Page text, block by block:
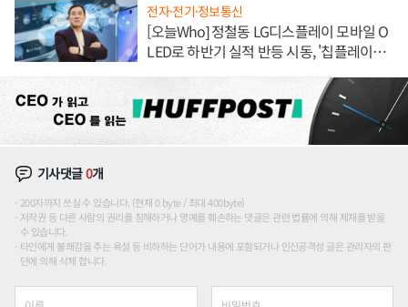
전자·전기·정보통신
[오늘Who] 정철동 LG디스플레이 모바일 O
LED로 하반기 실적 반등 시동, '칩플레이
기사댓글0개
200자까지 쓰실 수 있습니다. (현재 0 byte / 최대 400byte)
저작권 등 다른 사람의 권리를 침해하거나 명예를 훼손하는 댓글은 관련 법률에 의해 제재를 받을
수 있습니다.
타인에게 불쾌감을 주는 욕설 등 비하하는 단어가 내용에 포함되거나 인신공격성 글은 관리자의 판
단에 의해 삭제 합니다.